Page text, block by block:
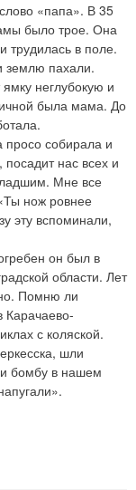
«папа». В 35
было трое. Она
трудилась в поле.
землю пахали.
неглубокую и
была мама. До
просо собирала и
нас всех и
Мне все
нож ровнее
эту вспоминали,
он был в
области. Лет
Помню ли
с коляской.
шли
бомбу в нашем